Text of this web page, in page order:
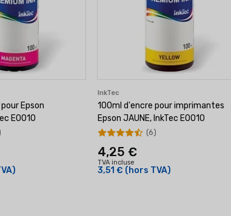
Epson
E0010
InkTec
100ml d'encre pour imprimantes
Epson JAUNE, InkTec E0010
4,25 €
TVA incluse
3,51 € (hors TVA)
(6)